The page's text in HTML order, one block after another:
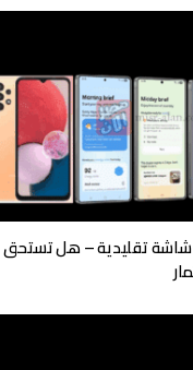
شاشة قابلة للطي VS شاشة تقليدية – هل تستحق